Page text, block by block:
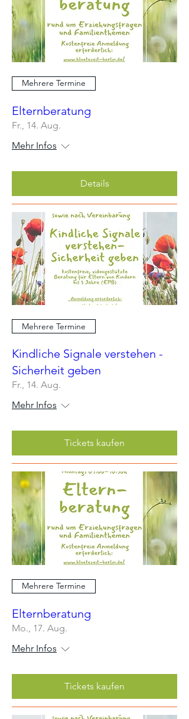
Mehrere Termine
Elternberatung
Fr., 14. Aug.
Mehr Infos
Details
Mehrere Termine
Kindliche Signale verstehen -
Sicherheit geben
Fr., 14. Aug.
Mehr Infos
Tickets kaufen
Mehrere Termine
Elternberatung
Mo., 17. Aug.
Mehr Infos
Tickets kaufen